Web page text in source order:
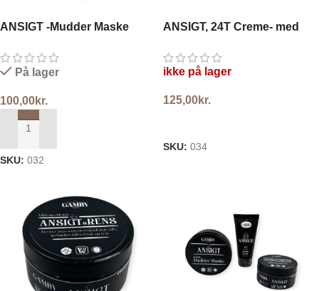
ANSIGT -Mudder Maske
På lager
100,00kr.
TILFØJ TIL KURV
SKU: 032
ANSIGT, 24T Creme- med
ikke på lager
125,00kr.
SKU: 034